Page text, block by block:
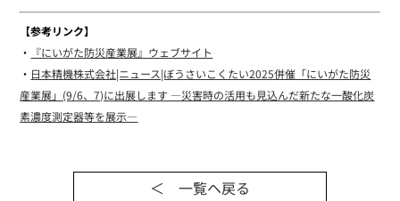
【参考リンク】
・
『にいがた防災産業展』ウェブサイト
・ 日本精機株式会社|ニュース|ぼうさいこくたい2025併催「にいがた防災
産業展」(9/6、7)に出展します ―災害時の活用も見込んだ新たな一酸化炭
素濃度測定器等を展示―
＜ 一覧ヘ戻る